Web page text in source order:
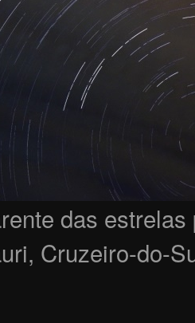
das
Cruzeiro-do-